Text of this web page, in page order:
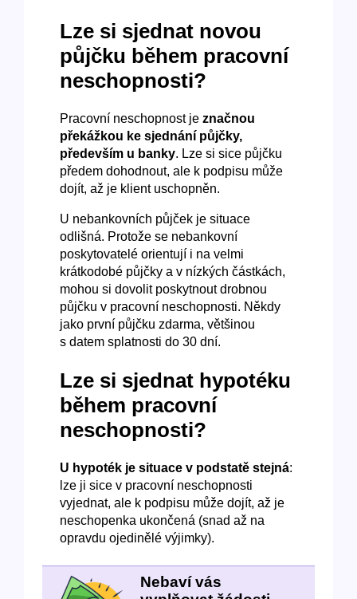
Lze si sjednat novou
půjčku během pracovní
neschopnosti?
Pracovní neschopnost jeznačnou
překážkou ke sjednání půjčky,
především u banky. Lze si sice půjčku
předem dohodnout, ale k podpisu může
dojít, až je klient uschopněn.
U nebankovních půjček je situace
odlišná. Protože se nebankovní
poskytovatelé orientují i na velmi
krátkodobé půjčky a v nízkých částkách,
mohou si dovolit poskytnout drobnou
půjčku v pracovní neschopnosti. Někdy
jako první půjčku zdarma, většinou
s datem splatnosti do 30 dní.
Lze si sjednat hypotéku
během pracovní
neschopnosti?
U hypoték je situace v podstatě stejná:
lze ji sice v pracovní neschopnosti
vyjednat, ale k podpisu může dojít, až je
neschopenka ukončená (snad až na
opravdu ojedinělé výjimky).
Nebaví vás